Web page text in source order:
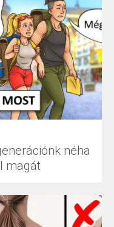
néha
magát